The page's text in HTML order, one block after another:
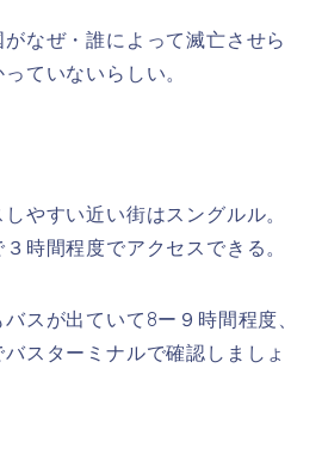
なぜ・誰によって滅亡させら
ていないらしい。
やすい近い街はスングルル。
時間程度でアクセスできる。
スが出ていて8ー９時間程度、
スターミナルで確認しましょ